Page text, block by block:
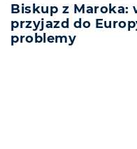
Biskup z Maroka:
przyjazd do
problemy